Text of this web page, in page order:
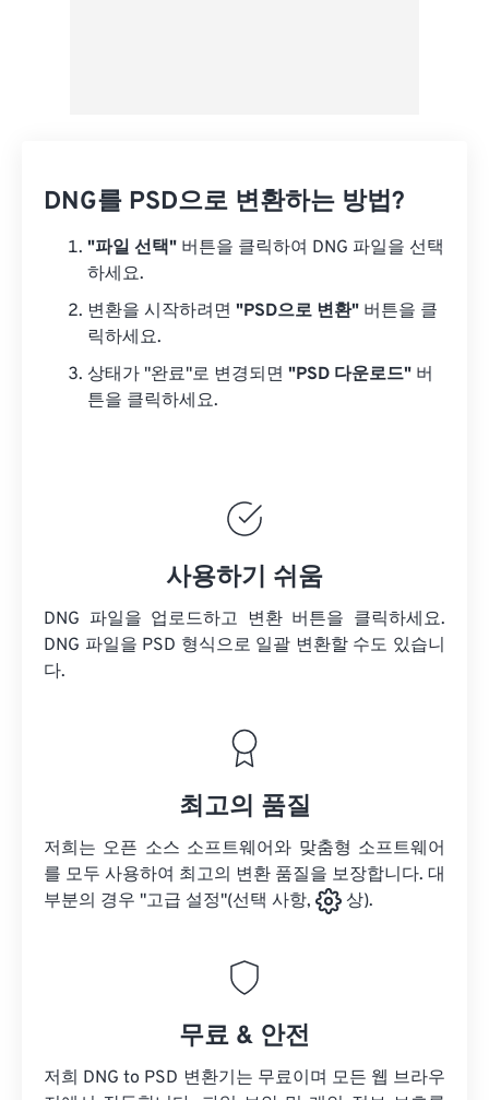
DNG를 PSD으로 변환하는 방법?
"파일 선택" 버튼을 클릭하여 DNG 파일을 선택
하세요.
변환을 시작하려면 "PSD으로 변환" 버튼을 클
릭하세요.
상태가 "완료"로 변경되면 "PSD 다운로드" 버
튼을 클릭하세요.
사용하기 쉬움
DNG 파일을 업로드하고 변환 버튼을 클릭하세요.
DNG 파일을 PSD 형식으로 일괄 변환할 수도 있습니
다.
최고의 품질
저희는 오픈 소스 소프트웨어와 맞춤형 소프트웨어
를 모두 사용하여 최고의 변환 품질을 보장합니다. 대
부분의 경우 "고급 설정"(선택 사항,
상).
무료 & 안전
저희 DNG to PSD 변환기는 무료이며 모든 웹 브라우